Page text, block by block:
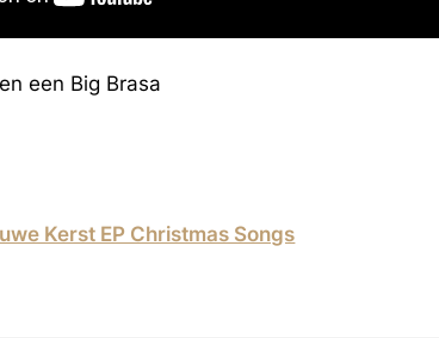
een Big Brasa
Kerst EP Christmas Songs